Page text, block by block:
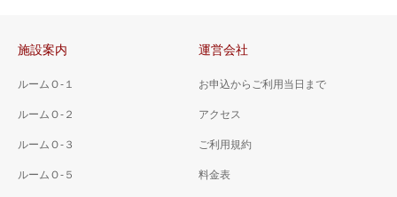
施設案内
ルームＯ-１
ルームＯ-２
ルームＯ-３
ルームＯ-５
運営会社
お申込からご利用当日まで
アクセス
ご利用規約
料金表